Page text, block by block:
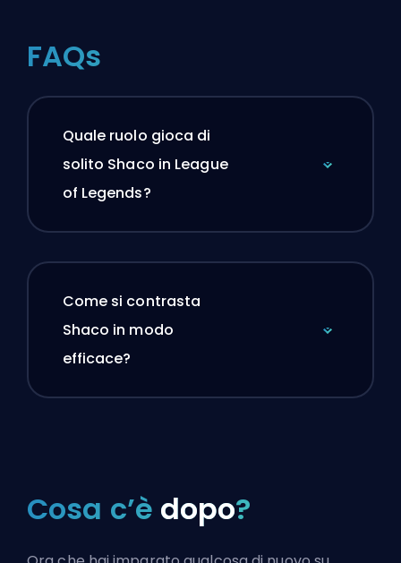
FAQs
Quale ruolo gioca di
solito Shaco in League
of Legends?
Come si contrasta
Shaco in modo
efficace?
Cosa c’è dopo?